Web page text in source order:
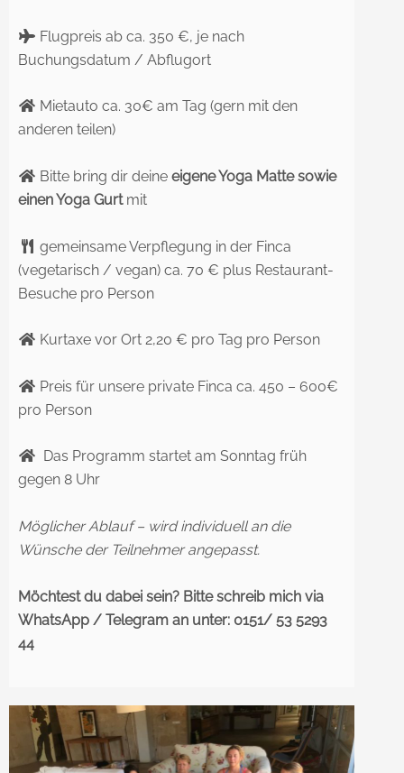
Flugpreis ab ca. 350 €, je nach
Buchungsdatum / Abflugort
Mietauto ca. 30€ am Tag (gern mit den
anderen teilen)
Bitte bring dir deine eigene Yoga Matte sowie
einen Yoga Gurtmit
gemeinsame Verpflegung in der Finca
(vegetarisch / vegan) ca. 70 € plus Restaurant-
Besuche pro Person
Kurtaxe vor Ort 2,20 € pro Tag pro Person
Preis für unsere private Finca ca. 450 – 600€
pro Person
Das Programm startet am Sonntag früh
gegen 8 Uhr
Möglicher Ablauf – wird individuell an die
Wünsche der Teilnehmer angepasst.
Möchtest du dabei sein? Bitte schreib mich via
WhatsApp / Telegram an unter: 0151/ 53 5293
44